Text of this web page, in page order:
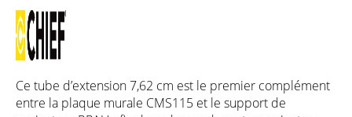
Ce tube d’extension 7,62 cm est le premier complément
entre la plaque murale CMS115 et le support de